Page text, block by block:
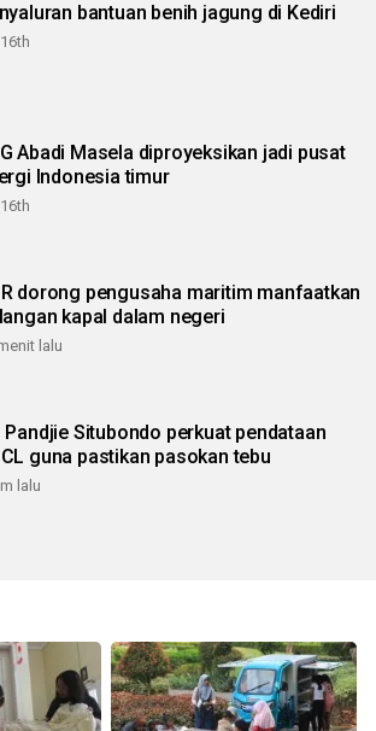
bantuan benih jagung di Kediri
Abadi Masela diproyeksikan jadi pusat
Indonesia timur
dorong pengusaha maritim manfaatkan
kapal dalam negeri
lalu
Pandjie Situbondo perkuat pendataan
guna pastikan pasokan tebu
lalu